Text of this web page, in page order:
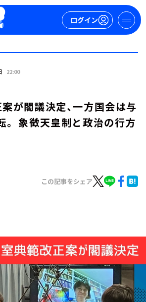
ログイン
ッズ
22:00
案が閣議決定、一方国会は与
。 象徴天皇制と政治の行方
この記事をシェア